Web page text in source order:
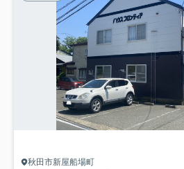
秋田市新屋船場町